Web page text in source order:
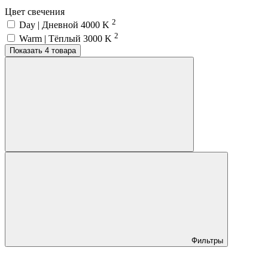
Цвет свечения
Day | Дневной 4000 K 2
Warm | Тёплый 3000 K 2
Показать 4 товара
Фильтры